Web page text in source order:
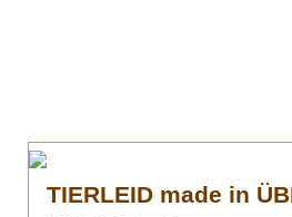
TIERLEID made in